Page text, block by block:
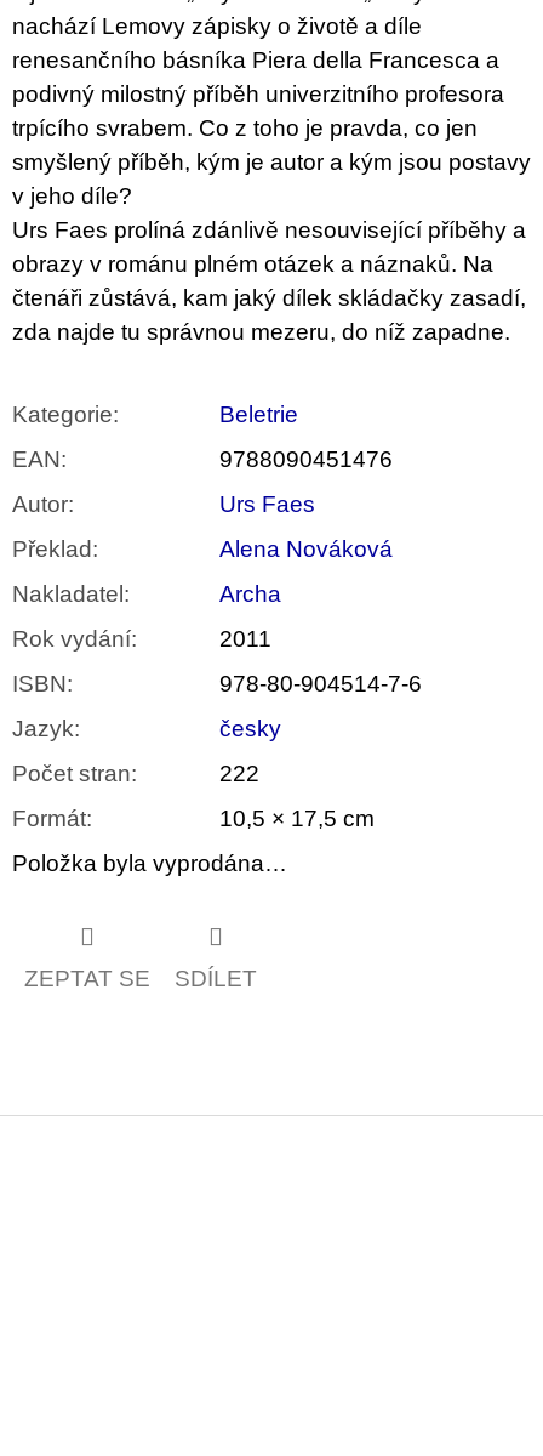
nachází Lemovy zápisky o životě a díle
renesančního básníka Piera della Francesca a
podivný milostný příběh univerzitního profesora
trpícího svrabem. Co z toho je pravda, co jen
smyšlený příběh, kým je autor a kým jsou postavy
v jeho díle?
Urs Faes prolíná zdánlivě nesouvisející příběhy a
obrazy v románu plném otázek a náznaků. Na
čtenáři zůstává, kam jaký dílek skládačky zasadí,
zda najde tu správnou mezeru, do níž zapadne.
Kategorie:
Beletrie
EAN:
9788090451476
Autor:
Urs Faes
Překlad:
Alena Nováková
Nakladatel :
Archa
Rok vydání:
2011
ISBN:
978-80-904514-7-6
Jazyk:
česky
Počet stran:
222
Formát:
10,5 × 17,5 cm
Položka byla vyprodána…
ZEPTAT SE SDÍLET
NA
:
SMĚNU
VÝBĚR
Z
TEXTŮ
2022 –
2025
350
Kč